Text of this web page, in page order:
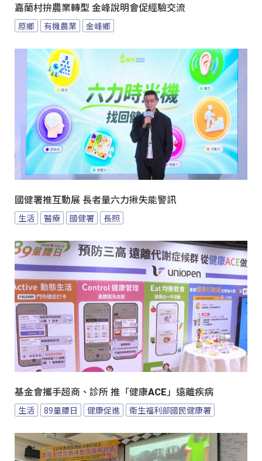
嘉蘭村拚農業轉型 金峰說明會促經驗交流
原鄉 有機農業 金峰鄉
國健署推互動展 長者量六力揪失能警訊
生活 醫療 國健署 長照
基金會攜手超商、診所 推「健康ACE」遠離疾病
生活 89量腰日 健康促進 衛生福利部國民健康署